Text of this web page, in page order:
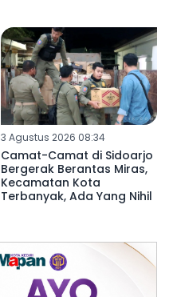
3 Agustus 2026 08:34
Camat-Camat di Sidoarjo
Bergerak Berantas Miras,
Kecamatan Kota
Terbanyak, Ada Yang Nihil